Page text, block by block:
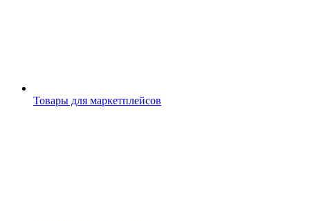
Товары для маркетплейсов